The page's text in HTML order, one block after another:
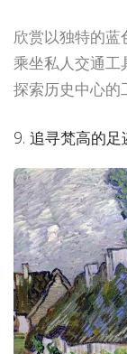
欣赏以独特的蓝
乘坐私人交通工
探索历史中心的
9. 追寻梵高的